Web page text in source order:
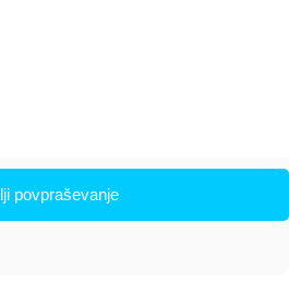
povpraševanje